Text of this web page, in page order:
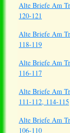
Alte Briefe Am
120-121
Alte Briefe Am
118-119
Alte Briefe Am
116-117
Alte Briefe Am
111-112, 114-115
Alte Briefe Am
106-110